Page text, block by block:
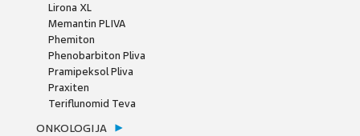
Lirona XL
Memantin PLIVA
Phemiton
Phenobarbiton Pliva
Pramipeksol Pliva
Praxiten
Teriflunomid Teva
ONKOLOGIJA